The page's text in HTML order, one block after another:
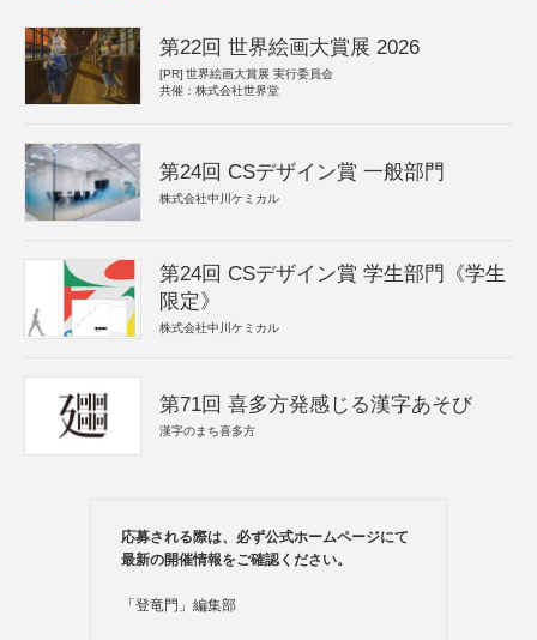
第22回 世界絵画大賞展 2026
[PR] 世界絵画大賞展 実行委員会
共催：株式会社世界堂
第24回 CSデザイン賞 一般部門
株式会社中川ケミカル
第24回 CSデザイン賞 学生部門《学生
限定》
株式会社中川ケミカル
第71回 喜多方発感じる漢字あそび
漢字のまち喜多方
応募される際は、必ず公式ホームページにて
最新の開催情報をご確認ください。
「登竜門」編集部